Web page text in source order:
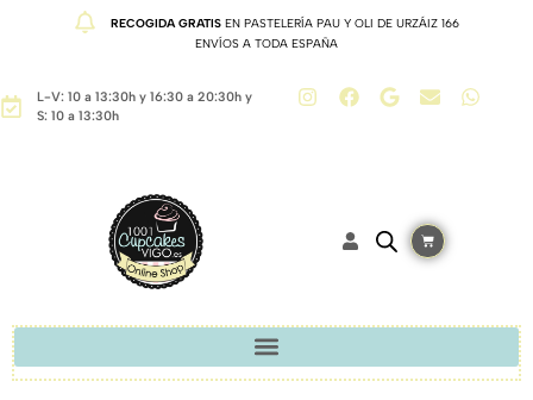
RECOGIDA GRATISEN PASTELERÍA PAU Y OLI DE URZÁIZ 166
ENVÍOS A TODA ESPAÑA
L-V: 10 a 13:30h y 16:30 a 20:30h y
S: 10 a 13:30h